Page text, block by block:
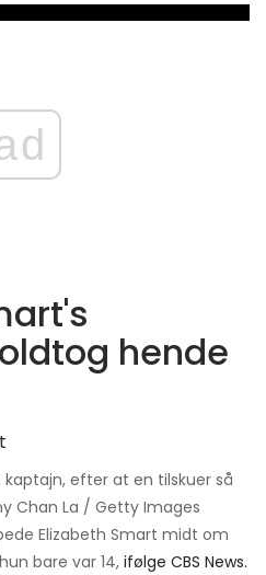
hende
kaptajn, efter at en tilskuer så
Chan La / Getty Images
Elizabeth Smart midt om
bare var 14, ifølge CBS News.